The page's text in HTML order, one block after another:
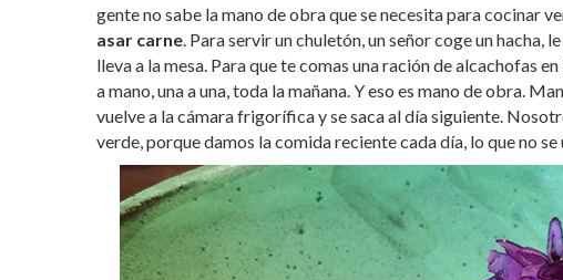
gente no sabe la mano de obra que se necesita para cocinar
asar carne . Para servir un chuletón, un señor coge un hacha,
lleva a la mesa. Para que te comas una ración de alcachofas
a mano, una a una, toda la mañana. Y eso es mano de obra.
vuelve a la cámara frigorífica y se saca al día siguiente.
verde, porque damos la comida reciente cada día, lo que no se